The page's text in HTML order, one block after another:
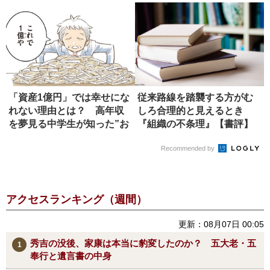
「資産1億円」では幸せにな
れない理由とは？ 高年収
を夢見る中学生が知った”お
従来路線を踏襲する方がむ
しろ合理的と見えるとき
『組織の不条理』【書評】
Recommended by
アクセスランキング（週間）
更新：08月07日 00:05
秀吉の没後、家康は本当に豹変したのか？ 五大老・五
奉行と遺言書の中身